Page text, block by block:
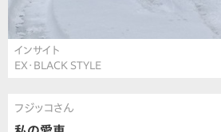
インサイト
EX･BLACK STYLE
フジッコさん